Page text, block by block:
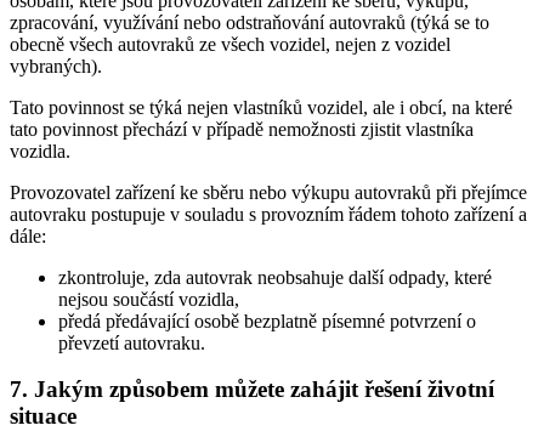
zpracování, využívání nebo odstraňování autovraků (týká se to
obecně všech autovraků ze všech vozidel, nejen z vozidel
vybraných).
Tato povinnost se týká nejen vlastníků vozidel, ale i obcí, na které
tato povinnost přechází v případě nemožnosti zjistit vlastníka
vozidla.
Provozovatel zařízení ke sběru nebo výkupu autovraků při přejímce
autovraku postupuje v souladu s provozním řádem tohoto zařízení a
dále:
zkontroluje, zda autovrak neobsahuje další odpady, které
nejsou součástí vozidla,
předá předávající osobě bezplatně písemné potvrzení o
převzetí autovraku.
7. Jakým způsobem můžete zahájit řešení životní
situace